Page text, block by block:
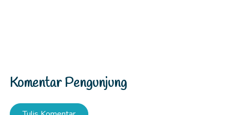
Komentar Pengunjung